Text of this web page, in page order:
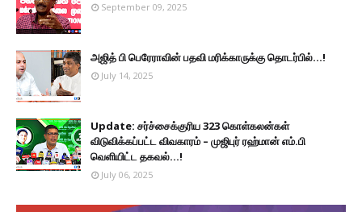
September 09, 2025
அஜித் பி பெரேராவின் பதவி மரிக்காருக்கு தொடர்பில்...!
July 14, 2025
Update: சர்ச்சைக்குரிய 323 கொள்கலன்கள்
விடுவிக்கப்பட்ட விவகாரம் – முஜிபுர் ரஹ்மான் எம்.பி
வெளியிட்ட தகவல்...!
July 06, 2025